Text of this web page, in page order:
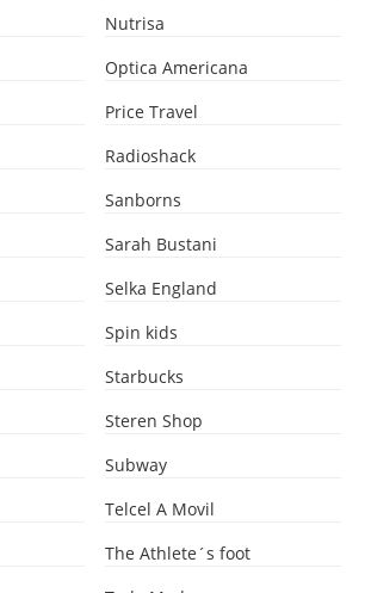
Nutrisa
Optica Americana
Price Travel
Radioshack
Sanborns
Sarah Bustani
Selka England
Spin kids
Starbucks
Steren Shop
Subway
Telcel A Movil
The Athlete´s foot